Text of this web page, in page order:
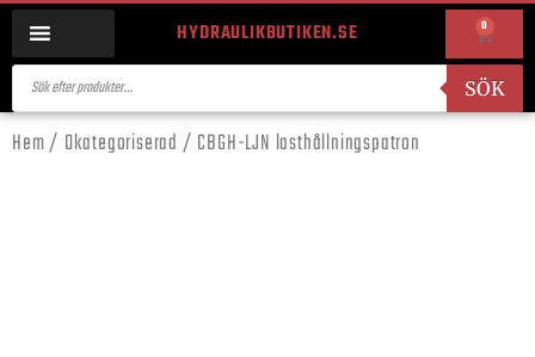
HYDRAULIKBUTIKEN.SE 0
SÖK
Hem/ Okategoriserad / CBGH-LJN lasthållningspatron